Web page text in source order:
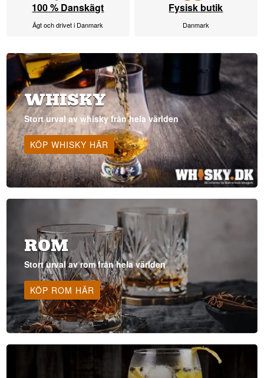
100 % Danskägt
Ägt och drivet i Danmark
Fysisk butik
Danmark
WHISKY
Stort urval av whisky från hela världen
KÖP WHISKY HÄR
ROM
Stort urval av rom från hela världen
KÖP ROM HÄR